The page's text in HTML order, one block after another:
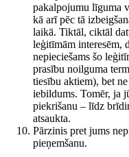
pakalpojumu līguma
kā arī pēc tā
laikā. Tiktāl, ciktāl
leģitīmām interesēm,
nepieciešams šo
prasību noilguma
tiesību aktiem), bet
iebildums. Tomēr, ja
piekrišanu – līdz
atsaukta.
Pārzinis pret jums
pieņemšanu.